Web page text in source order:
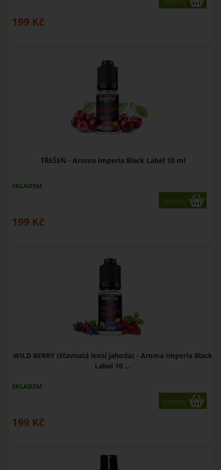
199 Kč
TŘEŠEŇ - Aroma Imperia Black Label 10 ml
SKLADEM
Varianty
199 Kč
WILD BERRY (šťavnatá lesní jahoda) - Aroma Imperia Black
Label 10 ...
SKLADEM
Varianty
199 Kč